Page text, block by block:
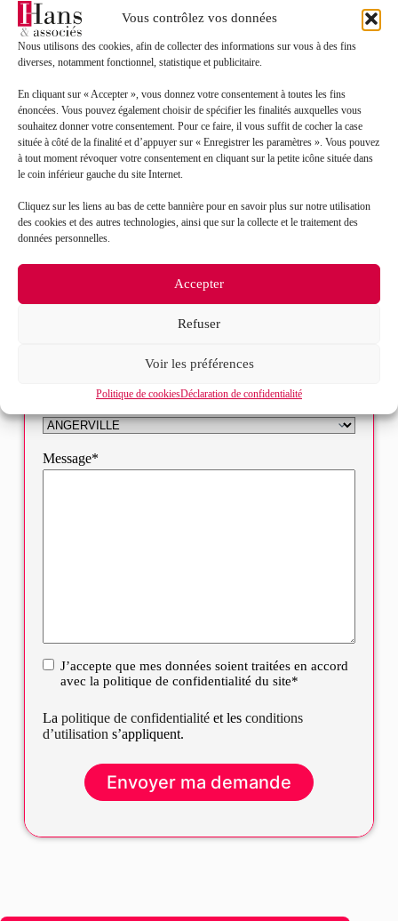
Vous contrôlez vos données
Nous utilisons des cookies, afin de collecter des informations sur vous à des fins
diverses, notamment fonctionnel, statistique et publicitaire.
En cliquant sur « Accepter », vous donnez votre consentement à toutes les fins
énoncées. Vous pouvez également choisir de spécifier les finalités auxquelles vous
souhaitez donner votre consentement. Pour ce faire, il vous suffit de cocher la case
située à côté de la finalité et d’appuyer sur « Enregistrer les paramètres ». Vous pouvez
à tout moment révoquer votre consentement en cliquant sur la petite icône située dans
le coin inférieur gauche du site Internet.
Cliquez sur les liens au bas de cette bannière pour en savoir plus sur notre utilisation
des cookies et des autres technologies, ainsi que sur la collecte et le traitement des
données personnelles.
Accepter
Refuser
Voir les préférences
Politique de cookiesDéclaration de confidentialité
Toutes les actualités
Contact
Prénom*
Message*
RGPDJ’accepte que mes données soient traitées en accord
avec la politique de confidentialité du site*
La politique de confidentialitéet les conditions
d’utilisation s’appliquent.